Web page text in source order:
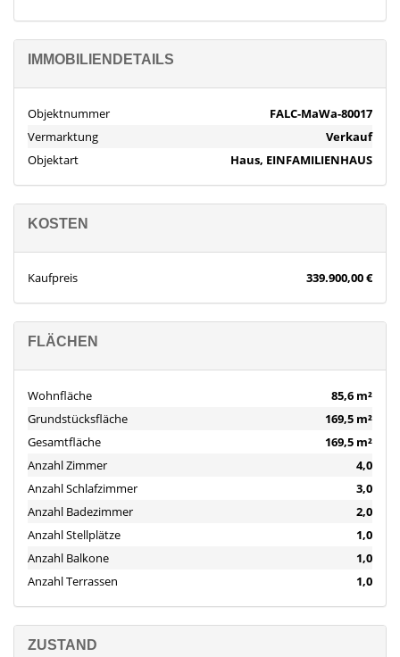
IMMOBILIENDETAILS
Objektnummer
FALC-MaWa-80017
Vermarktung
Verkauf
Objektart
Haus, EINFAMILIENHAUS
KOSTEN
Kaufpreis 339.900,00 €
FLÄCHEN
Wohnfläche
85,6 m²
Grundstücksfläche
169,5 m²
Gesamtfläche
169,5 m²
Anzahl Zimmer
4,0
Anzahl Schlafzimmer
3,0
Anzahl Badezimmer
2,0
Anzahl Stellplätze
1,0
Anzahl Balkone
1,0
Anzahl Terrassen
1,0
ZUSTAND